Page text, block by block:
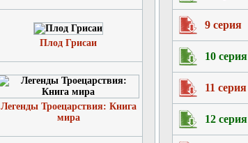
Плод Грисаи
Легенды Троецарствия: Книга
мира
9 серия
10 серия
11 серия
12 серия